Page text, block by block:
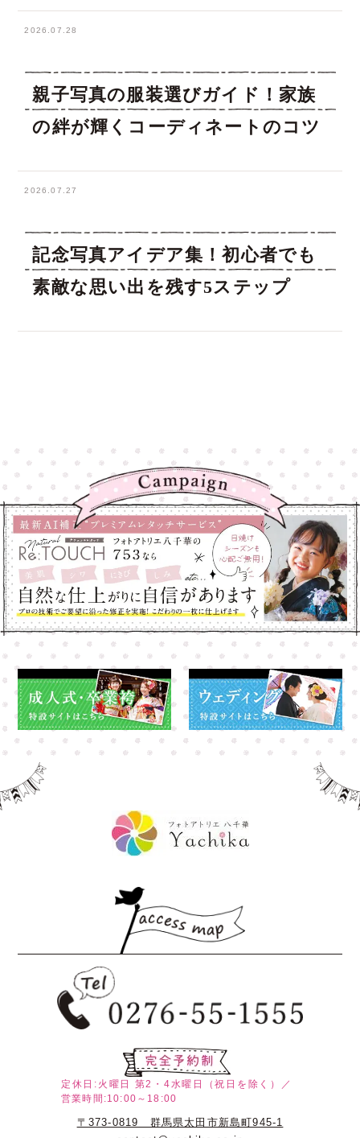
2026.07.28
親子写真の服装選びガイド！家族
の絆が輝くコーディネートのコツ
2026.07.27
記念写真アイデア集！初心者でも
素敵な思い出を残す5ステップ
定休日:火曜日
第2・4水曜日（祝日を除く）／
営業時間:10:00～18:00
〒373-0819 群馬県太田市新島町945-1